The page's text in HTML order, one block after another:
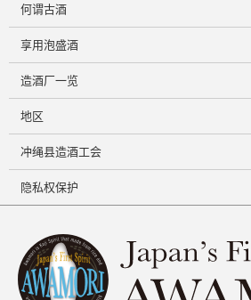
何谓古酒
享用泡盛酒
造酒厂一览
地区
冲绳县造酒工会
隐私权保护